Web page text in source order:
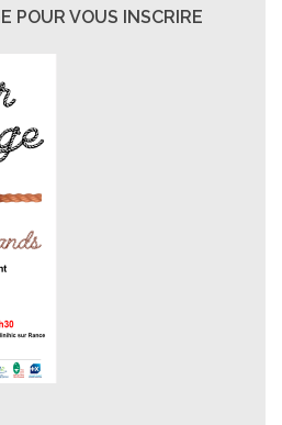
POUR VOUS INSCRIRE